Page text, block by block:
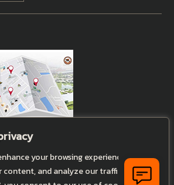
your browsing experience, serve
content, and analyze our traffic. By